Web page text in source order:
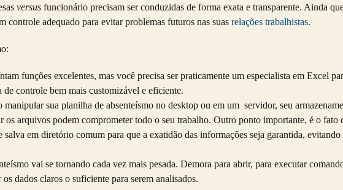
versus funcionário precisam ser conduzidas de forma exata e transparente. Ainda
adequado para evitar problemas futuros nas suas relações trabalhistas.
funções excelentes, mas você precisa ser praticamente um especialista em Excel
controle bem mais customizável e eficiente.
sua planilha de absenteísmo no desktop ou em um servidor, seu
os arquivos podem comprometer todo o seu trabalho. Outro ponto importante, é o fato
em diretório comum para que a exatidão das informações seja garantida, evitando
vai se tornando cada vez mais pesada. Demora para abrir, para executar
dados claros o suficiente para serem analisados.